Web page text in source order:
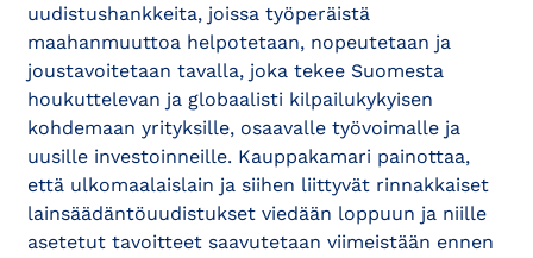
uudistushankkeita, joissa työperäistä
maahanmuuttoa helpotetaan, nopeutetaan ja
joustavoitetaan tavalla, joka tekee Suomesta
houkuttelevan ja globaalisti kilpailukykyisen
kohdemaan yrityksille, osaavalle työvoimalle ja
uusille investoinneille. Kauppakamari painottaa,
että ulkomaalaislain ja siihen liittyvät rinnakkaiset
lainsäädäntöuudistukset viedään loppuun ja niille
asetetut tavoitteet saavutetaan viimeistään ennen